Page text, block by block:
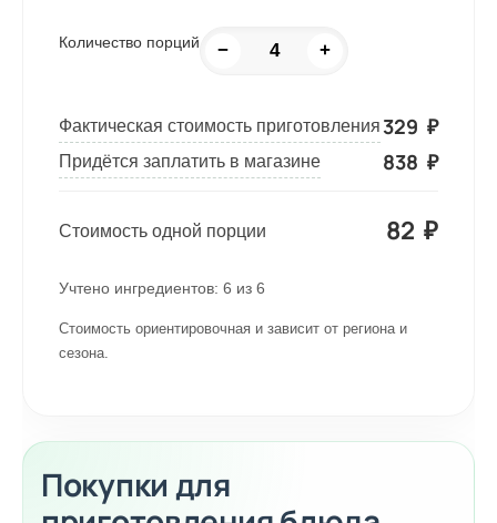
Количество порций − +
Фактическая стоимость приготовления 329 ₽
Придётся заплатить в магазине 838 ₽
Стоимость одной порции 82 ₽
Учтено ингредиентов: 6 из 6
Стоимость ориентировочная и зависит от региона и
сезона.
Покупки для